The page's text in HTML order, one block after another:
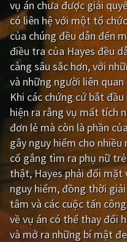
Giật gân
Bí ẩn
Viễn Tây
GameShow
QUỐC GIA
Âu - Mỹ
Hàn Quốc
Ấn Độ
Tổng hợp
vụ án chưa được giải
có liên hệ với một tổ
của chúng đều dẫn đến
điều tra của Hayes đều
càng sâu sắc hơn, với
và những người liên
Khi các chứng cứ bắt
hiện ra rằng vụ mất tích
đơn lẻ mà còn là phần
gây nguy hiểm cho
cố gắng tìm ra phụ nữ
thật, Hayes phải đối mặt
nguy hiểm, đồng thời
tâm và các cuộc tấn
về vụ án có thể thay đổi
và mở ra những bí mật